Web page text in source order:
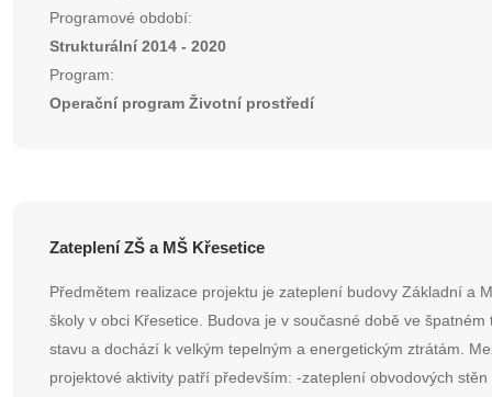
Programové období:
Strukturální 2014 - 2020
Program:
Operační program Životní prostředí
Zateplení ZŠ a MŠ Křesetice
Předmětem realizace projektu je zateplení budovy Základní a
školy v obci Křesetice. Budova je v současné době ve špatném
stavu a dochází k velkým tepelným a energetickým ztrátám.
projektové aktivity patří především: -zateplení obvodových